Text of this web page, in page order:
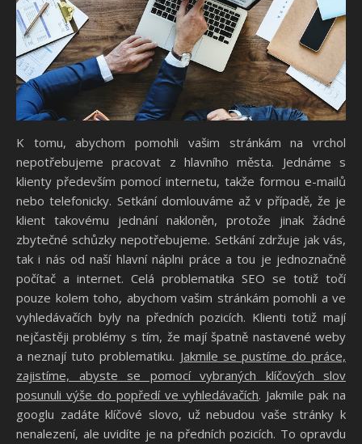
K tomu, abychom pomohli vašim stránkám na vrchol
nepotřebujeme pracovat z hlavního města. Jednáme s
klienty především pomocí internetu, takže formou e-mailů
nebo telefonicky. Setkání domlouváme až v případě, že je
klient takovému jednání nakloněn, protože jinak žádné
zbytečné schůzky nepotřebujeme. Setkání zdržuje jak vás,
tak i nás od naší hlavní náplni práce a tou je jednoznačně
počítač a internet. Celá problematika SEO se totiž točí
pouze kolem toho, abychom vašim stránkám pomohli a ve
vyhledávačích byly na předních pozicích. Klienti totiž mají
nejčastěji problémy s tím, že mají špatně nastavené weby
a neznají tuto problematiku. Jakmile se pustíme do práce,
zajistíme, abyste se pomocí vybraných klíčových slov
posunuli výše do popředí ve vyhledávačích. Jakmile pak na
googlu zadáte klíčové slovo, už nebudou vaše stránky k
nenalezení, ale uvidíte je na předních pozicích. To opravdu